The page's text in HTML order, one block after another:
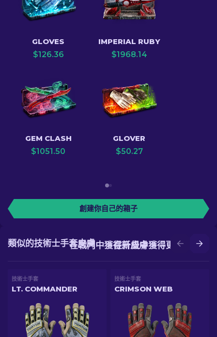
GLOVES
$126.36
IMPERIAL RUBY
$1968.14
GEM CLASH
$1051.50
GLOVER
$50.27
創建你自己的箱子
在升級中獲得更好的皮膚
在戰鬥中獲得新皮膚
類似的技術士手套皮膚
技術士手套
LT. COMMANDER
技術士手套
CRIMSON WEB